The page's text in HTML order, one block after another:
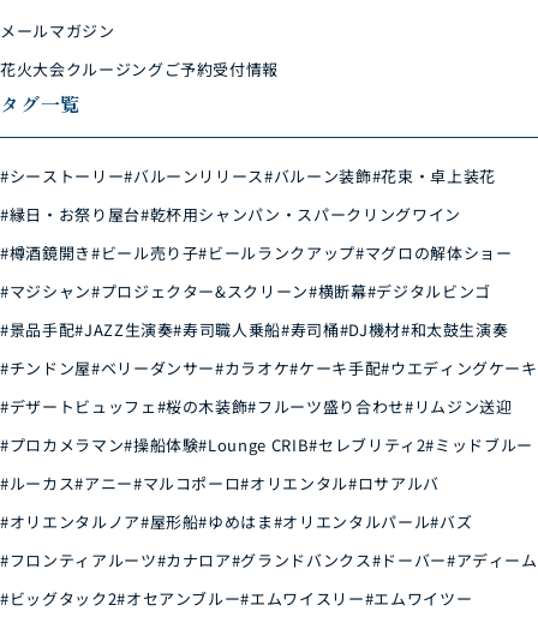
メールマガジン
花火大会クルージングご予約受付情報
タグ一覧
#シーストーリー#バルーンリリース#バルーン装飾#花束・卓上装花
#縁日・お祭り屋台#乾杯用シャンパン・スパークリングワイン
#樽酒鏡開き#ビール売り子#ビールランクアップ#マグロの解体ショー
#マジシャン#プロジェクター&スクリーン#横断幕#デジタルビンゴ
#景品手配#JAZZ生演奏#寿司職人乗船#寿司桶#DJ機材#和太鼓生演奏
#チンドン屋#ベリーダンサー#カラオケ#ケーキ手配#ウエディングケーキ
#デザートビュッフェ#桜の木装飾#フルーツ盛り合わせ#リムジン送迎
#プロカメラマン#操船体験#Lounge CRIB#セレブリティ2#ミッドブルー
#ルーカス#アニー#マルコポーロ#オリエンタル#ロサアルバ
#オリエンタルノア#屋形船#ゆめはま#オリエンタルパール#バズ
#フロンティアルーツ#カナロア#グランドバンクス#ドーバー#アディーム
#ビッグタック2#オセアンブルー#エムワイスリー#エムワイツー